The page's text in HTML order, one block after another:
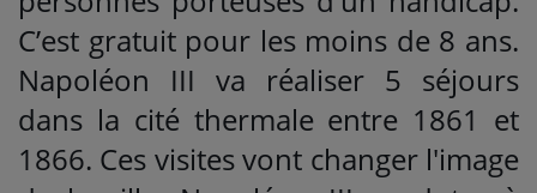
C’est gratuit pour les moins de 8 ans.
Napoléon III va réaliser 5 séjours
dans la cité thermale entre 1861 et
1866. Ces visites vont changer l'image